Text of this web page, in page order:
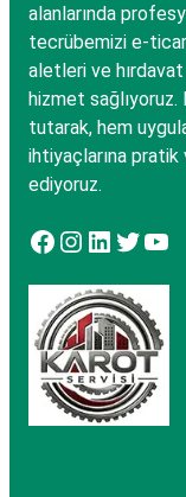
alanlarında
tecrübemizi e-
aletleri ve
hizmet
tutarak, hem
ihtiyaçlarına pratik
ediyoruz.
Facebook Instagram LinkedIn Twitter YouTube